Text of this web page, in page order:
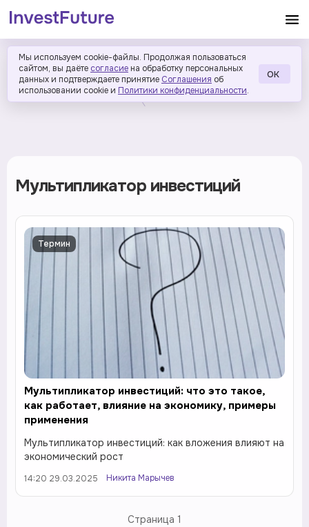
Мы используем cookie-файлы. Продолжая пользоваться
сайтом, вы даёте согласие на обработку персональных
данных и подтверждаете принятие Соглашения об
использовании cookie и Политики конфиденциальности.
ОК
Мультипликатор инвестиций
Термин
Мультипликатор инвестиций: что это такое,
как работает, влияние на экономику, примеры
применения
Мультипликатор инвестиций: как вложения влияют на
экономический рост
14:20 29.03.2025 Никита Марычев
Страница 1